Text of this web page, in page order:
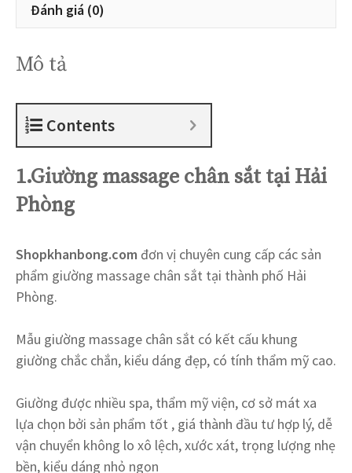
Đánh giá (0)
Mô tả
Contents
1.Giường massage chân sắt tại Hải
Phòng
Shopkhanbong.com đơn vị chuyên cung cấp các sản
phẩm giường massage chân sắt tại thành phố Hải
Phòng.
Mẫu giường massage chân sắt có kết cấu khung
giường chắc chắn, kiểu dáng đẹp, có tính thẩm mỹ cao.
Giường được nhiều spa, thẩm mỹ viện, cơ sở mát xa
lựa chọn bởi sản phẩm tốt , giá thành đầu tư hợp lý, dễ
vận chuyển không lo xô lệch, xước xát, trọng lượng nhẹ
bền, kiểu dáng nhỏ ngọn